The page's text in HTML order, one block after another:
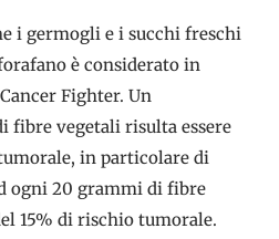
i germogli e i succhi freschi
è considerato in
Fighter. Un
fibre vegetali risulta essere
in particolare di
ogni 20 grammi di fibre
15% di rischio tumorale.